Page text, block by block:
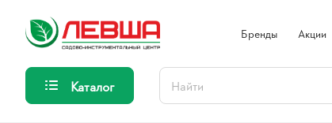
Бренды Акции
Каталог